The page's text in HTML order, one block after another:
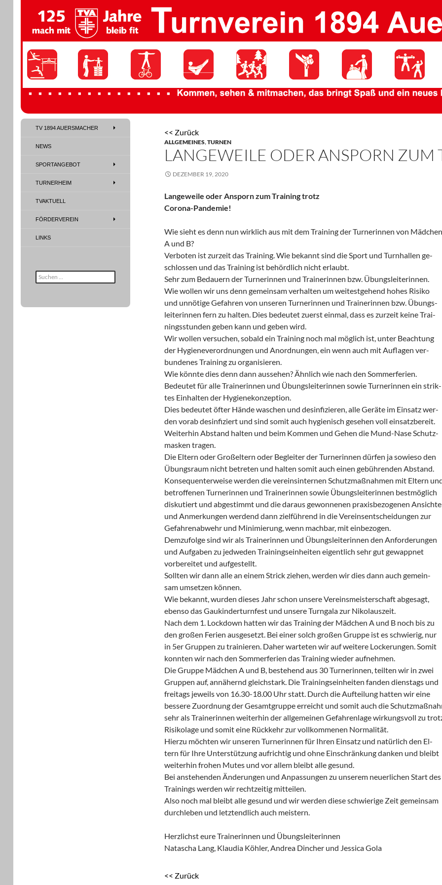
TV 1894 Auersmacher
<< Zurück
ALLGEMEINES,TURNEN
LANGEWEILE ODER ANSPORN ZUM
DEZEMBER 19, 2020
Langeweile oder Ansporn zum Training trotz
Corona-Pandemie!
Wie sieht es denn nun wirklich aus mit dem Training der Turnerinnen von Mädchen
A und B?
Verboten ist zurzeit das Training. Wie bekannt sind die Sport und Turnhallen ge-
schlossen und das Training ist behördlich nicht erlaubt.
Sehr zum Bedauern der Turnerinnen und Trainerinnen bzw. Übungsleiterinnen.
Wie wollen wir uns denn gemeinsam verhalten um weitestgehend hohes Risiko
und unnötige Gefahren von unseren Turnerinnen und Trainerinnen bzw. Übungs-
leiterinnen fern zu halten. Dies bedeutet zuerst einmal, dass es zurzeit keine Trai-
ningsstunden geben kann und geben wird.
Wir wollen versuchen, sobald ein Training noch mal möglich ist, unter Beachtung
der Hygieneverordnungen und Anordnungen, ein wenn auch mit Auflagen ver-
bundenes Training zu organisieren.
Wie könnte dies denn dann aussehen? Ähnlich wie nach den Sommerferien.
Bedeutet für alle Trainerinnen und Übungsleiterinnen sowie Turnerinnen ein strik-
tes Einhalten der Hygienekonzeption.
Dies bedeutet öfter Hände waschen und desinfizieren, alle Geräte im Einsatz wer-
den vorab desinfiziert und sind somit auch hygienisch gesehen voll einsatzbereit.
Weiterhin Abstand halten und beim Kommen und Gehen die Mund-Nase Schutz-
masken tragen.
Die Eltern oder Großeltern oder Begleiter der Turnerinnen dürfen ja sowieso den
Übungsraum nicht betreten und halten somit auch einen gebührenden Abstand.
Konsequenterweise werden die vereinsinternen Schutzmaßnahmen mit Eltern
betroffenen Turnerinnen und Trainerinnen sowie Übungsleiterinnen bestmöglich
diskutiert und abgestimmt und die daraus gewonnenen praxisbezogenen
und Anmerkungen werdend dann zielführend in die Vereinsentscheidungen zur
Gefahrenabwehr und Minimierung, wenn machbar, mit einbezogen.
Demzufolge sind wir als Trainerinnen und Übungsleiterinnen den Anforderungen
und Aufgaben zu jedweden Trainingseinheiten eigentlich sehr gut gewappnet
vorbereitet und aufgestellt.
Sollten wir dann alle an einem Strick ziehen, werden wir dies dann auch gemein-
sam umsetzen können.
Wie bekannt, wurden dieses Jahr schon unsere Vereinsmeisterschaft abgesagt,
ebenso das Gaukinderturnfest und unsere Turngala zur Nikolauszeit.
Nach dem 1. Lockdown hatten wir das Training der Mädchen A und B noch bis zu
den großen Ferien ausgesetzt. Bei einer solch großen Gruppe ist es schwierig, nur
in 5er Gruppen zu trainieren. Daher warteten wir auf weitere Lockerungen. Somit
konnten wir nach den Sommerferien das Training wieder aufnehmen.
Die Gruppe Mädchen A und B, bestehend aus 30 Turnerinnen, teilten wir in zwei
Gruppen auf, annähernd gleichstark. Die Trainingseinheiten fanden dienstags und
freitags jeweils von 16.30-18.00 Uhr statt. Durch die Aufteilung hatten wir eine
bessere Zuordnung der Gesamtgruppe erreicht und somit auch die
sehr als Trainerinnen weiterhin der allgemeinen Gefahrenlage wirkungsvoll zu
Risikolage und somit eine Rückkehr zur vollkommenen Normalität.
Hierzu möchten wir unseren Turnerinnen für Ihren Einsatz und natürlich den El-
tern für Ihre Unterstützung aufrichtig und ohne Einschränkung danken und bleibt
weiterhin frohen Mutes und vor allem bleibt alle gesund.
Bei anstehenden Änderungen und Anpassungen zu unserem neuerlichen Start des
Trainings werden wir rechtzeitig mitteilen.
Also noch mal bleibt alle gesund und wir werden diese schwierige Zeit gemeinsam
durchleben und letztendlich auch meistern.
Herzlichst eure Trainerinnen und Übungsleiterinnen
Natascha Lang, Klaudia Köhler, Andrea Dincher und Jessica Gola
<< Zurück
TV 1894 Auersmacher
TV 1894 AUERSMACHER
NEWS
SPORTANGEBOT
TURNERHEIM
TVAKTUELL
FÖRDERVEREIN
LINKS
Suche
nach: